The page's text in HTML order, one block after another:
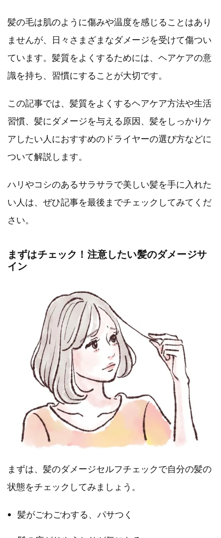
髪の毛は肌のように傷みや温度を感じることはあり
ませんが、日々さまざまなダメージを受けて傷つい
ています。髪質をよくするためには、ヘアケアの意
識を持ち、習慣にすることが大切です。
この記事では、髪質をよくするヘアケア方法や生活
習慣、髪にダメージを与える原因、髪をしっかりケ
アしたい人におすすめのドライヤーの選び方などに
ついて解説します。
ハリやコシのあるサラサラで美しい髪を手に入れた
い人は、ぜひ記事を最後までチェックしてみてくだ
さい。
まずはチェック！注意したい髪のダメージサ
イン
まずは、髪のダメージセルフチェックで自分の髪の
状態をチェックしてみましょう。
髪がごわごわする、パサつく